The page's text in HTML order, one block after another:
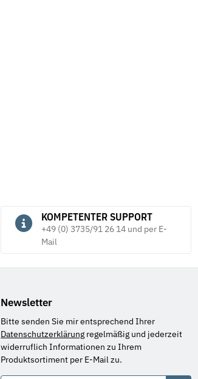
KOMPETENTER SUPPORT
+49 (0) 3735/91 26 14 und per E-
Mail
Newsletter
Bitte senden Sie mir entsprechend Ihrer
Datenschutzerklärung regelmäßig und jederzeit
widerruflich Informationen zu Ihrem
Produktsortiment per E-Mail zu.